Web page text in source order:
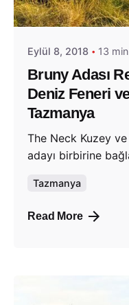
Evim
Eylül 8, 2018 13
Bruny Adası
Deniz Feneri
Tazmanya
The Neck Kuzey
adayı birbirine
Tazmanya
Read More